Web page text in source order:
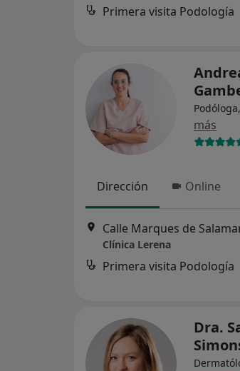
Primera visita Podología
más
Dirección Online
Clínica Lerena
Primera visita Podología
Dra.